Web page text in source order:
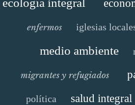
ecología integral
enfermos iglesias
medio ambiente
migrantes y refugiados
política salud integral